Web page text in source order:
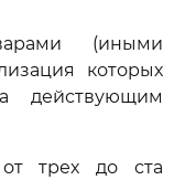
(иными
которых
действующим
трех до ста